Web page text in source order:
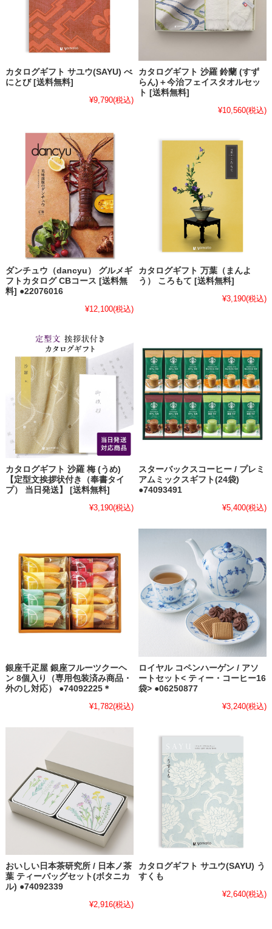
カタログギフト サユウ(SAYU) べ
にとび [送料無料]
¥9,790(税込)
カタログギフト 沙羅 鈴蘭 (すず
らん)＋今治フェイスタオルセッ
ト [送料無料]
¥10,560(税込)
ダンチュウ（dancyu） グルメギ
フトカタログ CBコース [送料無
料] ●22076016
¥12,100(税込)
カタログギフト 万葉（まんよ
う） ころもて [送料無料]
¥3,190(税込)
カタログギフト 沙羅 梅 (うめ)
【定型文挨拶状付き（奉書タイ
プ） 当日発送】 [送料無料]
¥3,190(税込)
スターバックスコーヒー / プレミ
アムミックスギフト(24袋)
●74093491
¥5,400(税込)
銀座千疋屋 銀座フルーツクーヘ
ン 8個入り（専用包装済み商品・
外のし対応） ●74092225＊
¥1,782(税込)
ロイヤル コペンハーゲン / アソ
ートセット< ティー・コーヒー16
袋> ●06250877
¥3,240(税込)
おいしい日本茶研究所 / 日本ノ茶
葉 ティーバッグセット(ボタニカ
ル) ●74092339
¥2,916(税込)
カタログギフト サユウ(SAYU) う
すくも
¥2,640(税込)